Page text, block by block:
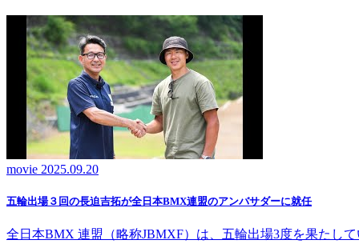
movie 2025.09.20
五輪出場３回の長迫吉拓が全日本BMX連盟のアンバサダーに就任
全日本BMX 連盟（略称JBMXF）は、五輪出場3度を果たし